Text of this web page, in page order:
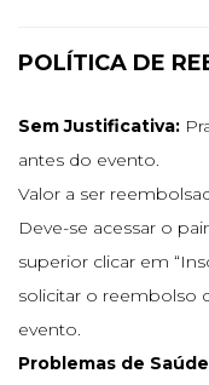
POLÍTICA DE
Sem Justificativa:
antes do evento.
Valor a ser
Deve-se acessar o
superior clicar em
solicitar o reembolso
evento.
Problemas de